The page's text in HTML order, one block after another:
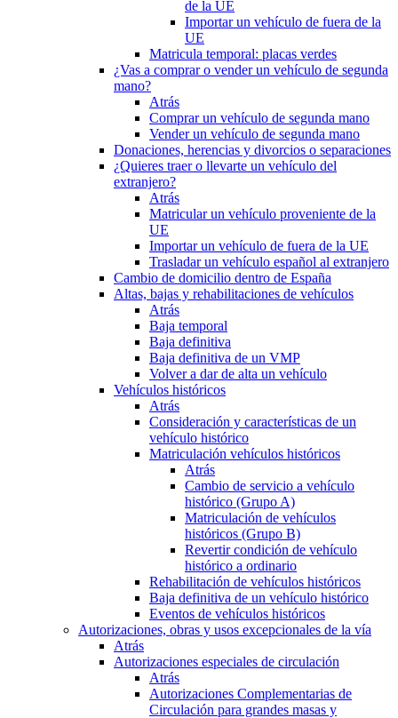
de la UE
Importar un vehículo de fuera de la
UE
Matricula temporal: placas verdes
¿Vas a comprar o vender un vehículo de segunda
mano?
Atrás
Comprar un vehículo de segunda mano
Vender un vehículo de segunda mano
Donaciones, herencias y divorcios o separaciones
¿Quieres traer o llevarte un vehículo del
extranjero?
Atrás
Matricular un vehículo proveniente de la
UE
Importar un vehículo de fuera de la UE
Trasladar un vehículo español al extranjero
Cambio de domicilio dentro de España
Altas, bajas y rehabilitaciones de vehículos
Atrás
Baja temporal
Baja definitiva
Baja definitiva de un VMP
Volver a dar de alta un vehículo
Vehículos históricos
Atrás
Consideración y características de un
vehículo histórico
Matriculación vehículos históricos
Atrás
Cambio de servicio a vehículo
histórico (Grupo A)
Matriculación de vehículos
históricos (Grupo B)
Revertir condición de vehículo
histórico a ordinario
Rehabilitación de vehículos históricos
Baja definitiva de un vehículo histórico
Eventos de vehículos históricos
Autorizaciones, obras y usos excepcionales de la vía
Atrás
Autorizaciones especiales de circulación
Atrás
Autorizaciones Complementarias de
Circulación para grandes masas y